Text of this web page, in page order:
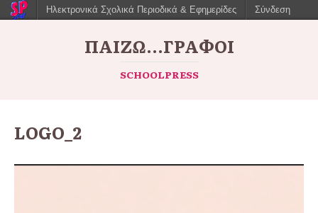
ΠΑΙΖΩ...ΓΡΆΦΟΙ
SCHOOLPRESS
LOGO_2
Ηλεκτρονικά Σχολικά Περιοδικά & Εφημερίδες Σύνδεση